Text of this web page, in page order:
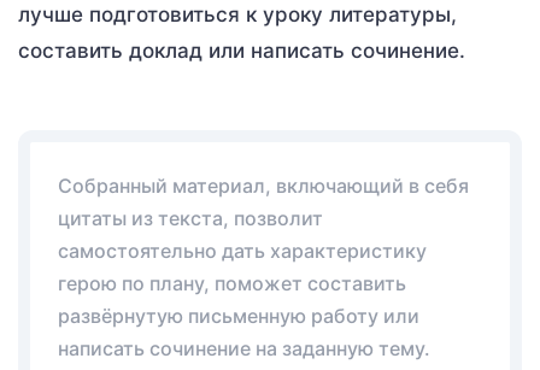
лучше подготовиться к уроку литературы,
составить доклад или написать сочинение.
Собранный материал, включающий в себя
цитаты из текста, позволит
самостоятельно дать характеристику
герою по плану, поможет составить
развёрнутую письменную работу или
написать сочинение на заданную тему.